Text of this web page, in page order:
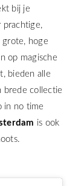
bij je
prachtige,
hoge
op magische
bieden alle
brede collectie
in no time
is ook